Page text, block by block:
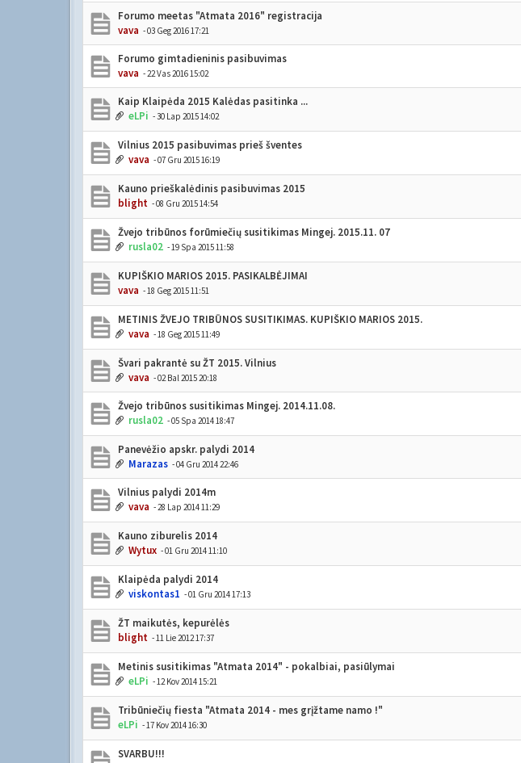
Forumo meetas "Atmata 2016" registracija
vava - 03 Geg 2016 17:21
Forumo gimtadieninis pasibuvimas
vava - 22 Vas 2016 15:02
Kaip Klaipėda 2015 Kalėdas pasitinka ...
eLPi - 30 Lap 2015 14:02
Vilnius 2015 pasibuvimas prieš šventes
vava - 07 Gru 2015 16:19
Kauno prieškalėdinis pasibuvimas 2015
blight - 08 Gru 2015 14:54
Žvejo tribūnos forūmiečių susitikimas Mingej. 2015.11. 07
rusla02 - 19 Spa 2015 11:58
KUPIŠKIO MARIOS 2015. PASIKALBĖJIMAI
vava - 18 Geg 2015 11:51
METINIS ŽVEJO TRIBŪNOS SUSITIKIMAS. KUPIŠKIO MARIOS 2015.
vava - 18 Geg 2015 11:49
Švari pakrantė su ŽT 2015. Vilnius
vava - 02 Bal 2015 20:18
Žvejo tribūnos susitikimas Mingej. 2014.11.08.
rusla02 - 05 Spa 2014 18:47
Panevėžio apskr. palydi 2014
Marazas - 04 Gru 2014 22:46
Vilnius palydi 2014m
vava - 28 Lap 2014 11:29
Kauno ziburelis 2014
Wytux - 01 Gru 2014 11:10
Klaipėda palydi 2014
viskontas1 - 01 Gru 2014 17:13
ŽT maikutės, kepurėlės
blight - 11 Lie 2012 17:37
Metinis susitikimas "Atmata 2014" - pokalbiai, pasiūlymai
eLPi - 12 Kov 2014 15:21
Tribūniečių fiesta "Atmata 2014 - mes grįžtame namo !"
eLPi - 17 Kov 2014 16:30
SVARBU!!!